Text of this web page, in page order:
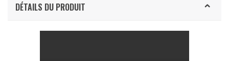
DÉTAILS DU PRODUIT